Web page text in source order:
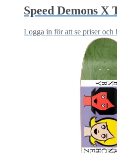
Speed Demons X
Logga in för att se priser och